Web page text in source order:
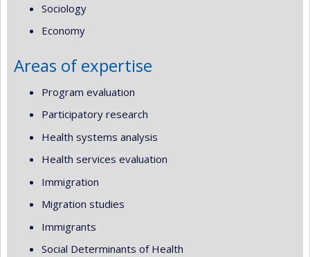
Sociology
Economy
Areas of expertise
Program evaluation
Participatory research
Health systems analysis
Health services evaluation
Immigration
Migration studies
Immigrants
Social Determinants of Health